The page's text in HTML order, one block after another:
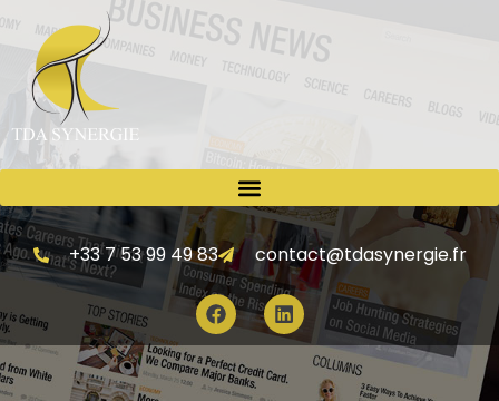
+33 7 53 99 49 83 contact@tdasynergie.fr